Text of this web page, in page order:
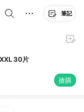
筆記
30片
搶購